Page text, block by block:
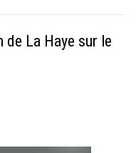
de La Haye sur le